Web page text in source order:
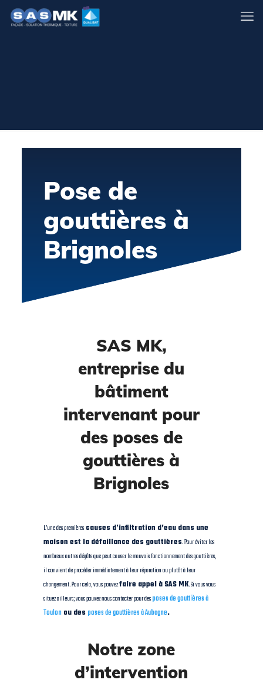
Pose de
gouttières à
Brignoles
SAS MK,
entreprise du
bâtiment
intervenant pour
des poses de
gouttières à
Brignoles
L’une des premières causes d’infiltration d’eau dans une
maison est la défaillance des gouttières. Pour éviter les
nombreux autres dégâts que peut causer le mauvais fonctionnement des gouttières,
il convient de procéder immédiatement à leur réparation ou plutôt à leur
changement. Pour cela, vous pouvezfaire appel à SAS MK. Si vous vous
situez ailleurs; vous pouvez nous contacter pour desposes de gouttières à
Toulon ou des poses de gouttières à Aubagne.
Notre zone
d’intervention